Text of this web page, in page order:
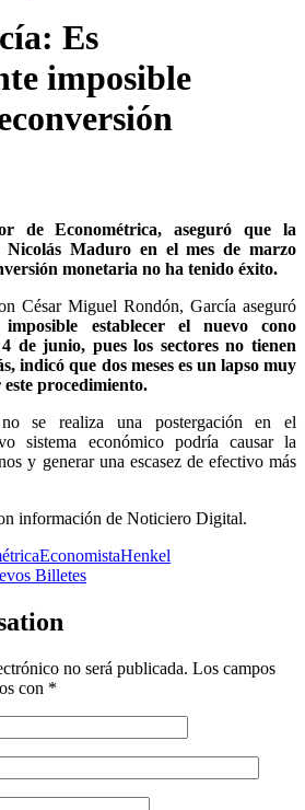
Es
imposible
de Econométrica, aseguró que la
Nicolás Maduro en el mes de marzo
monetaria no ha tenido éxito.
César Miguel Rondón, García aseguró
imposible establecer el nuevo cono
de junio, pues los sectores no tienen
indicó que dos meses es un lapso muy
procedimiento.
se realiza una postergación en el
sistema económico podría causar la
y generar una escasez de efectivo más
información de Noticiero Digital.
EconomistaHenkel
Billetes
no será publicada. Los campos
con *